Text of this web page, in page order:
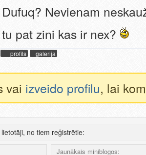
Dufuq? Nevienam
tu pat zini kas ir nex?
profils galerija
vai izveido profilu, lai
no tiem reģistrētie:
Jaunākais miniblogos: